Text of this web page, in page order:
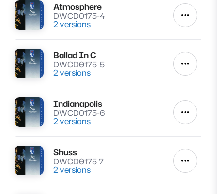
Lire
Atmosphere
DWCD0175-4
2 versions Autres
Lire
Ballad In C
DWCD0175-5
2 versions Autres
Lire
Indianapolis
DWCD0175-6
2 versions Autres
Lire
Shuss
DWCD0175-7
2 versions Autres